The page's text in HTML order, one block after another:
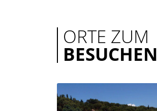
ORTE ZUM
BESUCHEN